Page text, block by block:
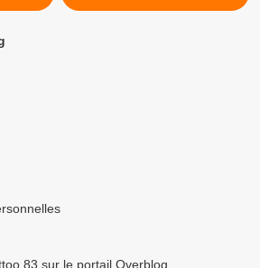
83 sur le portail Overblog